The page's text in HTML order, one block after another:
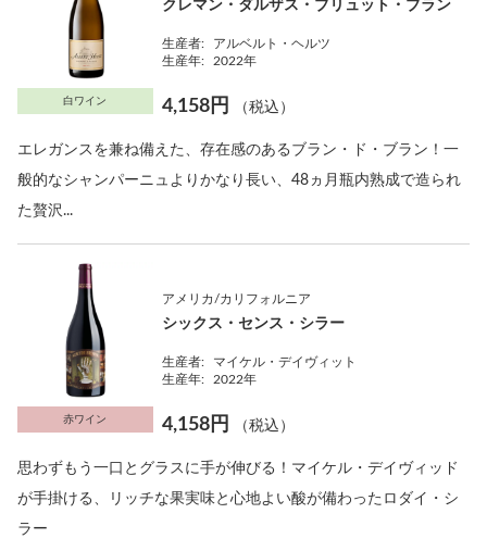
白ワイン
クレマン・ダルザス・ブリュット・ブラン
生産者:
アルベルト・ヘルツ
生産年:
2022年
4,158円 （税込）
エレガンスを兼ね備えた、存在感のあるブラン・ド・ブラン！一
般的なシャンパーニュよりかなり長い、48ヵ月瓶内熟成で造られ
た贅沢...
赤ワイン
アメリカ/カリフォルニア
シックス・センス・シラー
生産者:
マイケル・デイヴィット
生産年:
2022年
4,158円 （税込）
思わずもう一口とグラスに手が伸びる！マイケル・デイヴィッド
が手掛ける、リッチな果実味と心地よい酸が備わったロダイ・シ
ラー